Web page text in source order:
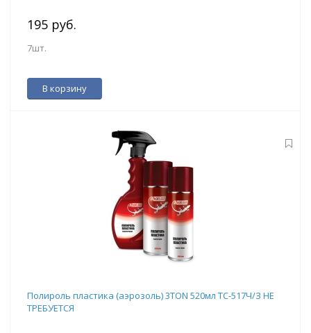
195 руб.
7шт.
В корзину
Полироль пластика (аэрозоль) 3TON 520мл ТС-517Ч/З НЕ
ТРЕБУЕТСЯ